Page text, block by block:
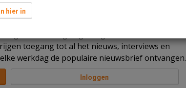
niet bent ingelogd. Log in of word abonnee
toegang tot al het nieuws, interviews en
werkdag de populaire nieuwsbrief ontvangen.
Inloggen
hier in